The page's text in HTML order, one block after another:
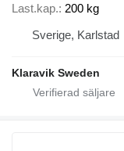
Last.kap. 200 kg
Sverige, Karlstad
Klaravik Sweden